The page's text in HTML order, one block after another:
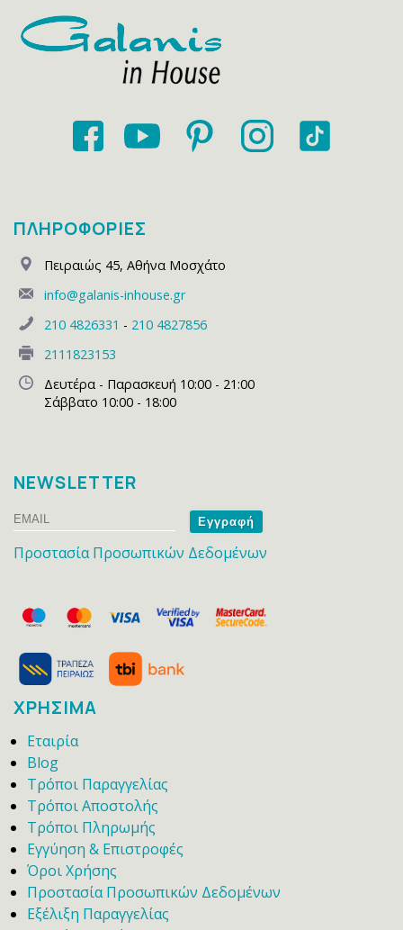
ΠΛΗΡΟΦΟΡΙΕΣ
Πειραιώς 45, Αθήνα Μοσχάτο
info@galanis-inhouse.gr
210 4826331 - 210 4827856
2111823153
Δευτέρα - Παρασκευή 10:00 - 21:00
Σάββατο 10:00 - 18:00
NEWSLETTER
Email
Name
Προστασία Προσωπικών Δεδομένων
ΧΡΗΣΙΜΑ
Εταιρία
Blog
Τρόποι Παραγγελίας
Τρόποι Αποστολής
Τρόποι Πληρωμής
Εγγύηση & Επιστροφές
Όροι Χρήσης
Προστασία Προσωπικών Δεδομένων
Εξέλιξη Παραγγελίας